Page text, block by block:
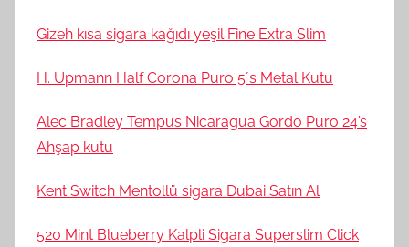
Gizeh kısa sigara kağıdı yeşil Fine Extra Slim
H. Upmann Half Corona Puro 5´s Metal Kutu
Alec Bradley Tempus Nicaragua Gordo Puro 24’s
Ahşap kutu
Kent Switch Mentollü sigara Dubai Satın Al
520 Mint Blueberry Kalpli Sigara Superslim Click